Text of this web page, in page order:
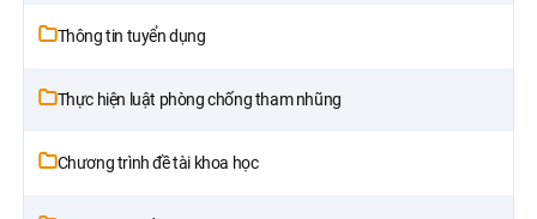
Thông tin tuyển dụng
Thực hiện luật phòng chống tham nhũng
Chương trình đề tài khoa học